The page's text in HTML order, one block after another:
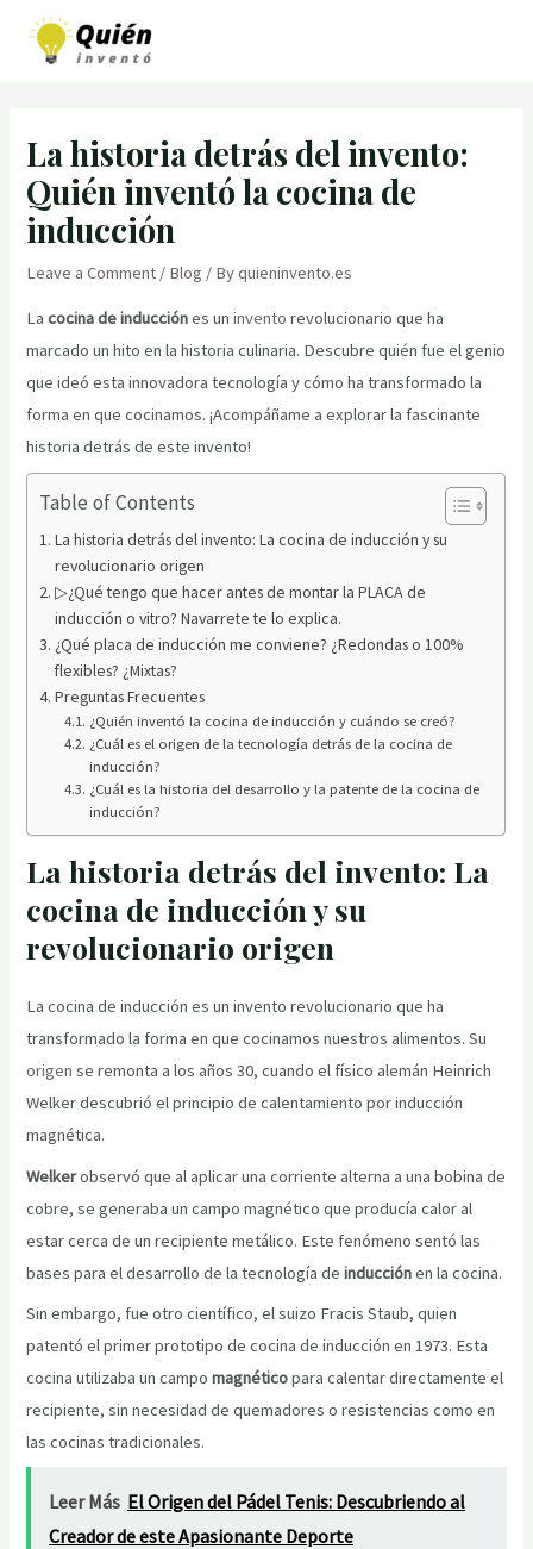
La historia detrás del invento:
Quién inventó la cocina de
inducción
Leave a Comment / Blog / Byquieninvento.es
Lacocina de inducciónes uninvento revolucionario que ha
marcado un hito en la historia culinaria. Descubre quién fue el genio
que ideó esta innovadora tecnología y cómo ha transformado la
forma en que cocinamos. ¡Acompáñame a explorar la fascinante
historia detrás de este invento!
Table of Contents
La historia detrás del invento: La cocina de inducción y su
revolucionario origen
▷¿Qué tengo que hacer antes de montar la PLACA de
inducción o vitro? Navarrete te lo explica.
¿Qué placa de inducción me conviene? ¿Redondas o 100%
flexibles? ¿Mixtas?
Preguntas Frecuentes
¿Quién inventó la cocina de inducción y cuándo se creó?
¿Cuál es el origen de la tecnología detrás de la cocina de
inducción?
¿Cuál es la historia del desarrollo y la patente de la cocina de
inducción?
La historia detrás del invento: La
cocina de inducción y su
revolucionario origen
La cocina de inducción es un invento revolucionario que ha
transformado la forma en que cocinamos nuestros alimentos. Su
origen se remonta a los años 30, cuando el físico alemán Heinrich
Welker descubrió el principio de calentamiento por inducción
magnética.
Welkerobservó que al aplicar una corriente alterna a una bobina de
cobre, se generaba un campo magnético que producía calor al
estar cerca de un recipiente metálico. Este fenómeno sentó las
bases para el desarrollo de la tecnología deinducciónen la cocina.
Sin embargo, fue otro científico, el suizo Fracis Staub, quien
patentó el primer prototipo de cocina de inducción en 1973. Esta
cocina utilizaba un campomagnéticopara calentar directamente el
recipiente, sin necesidad de quemadores o resistencias como en
las cocinas tradicionales.
Leer Más El Origen del Pádel Tenis: Descubriendo al
Creador de este Apasionante Deporte